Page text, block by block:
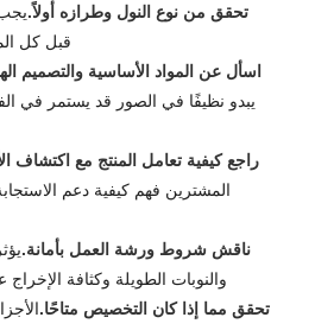
تحقق من نوع النول وطرازه أولاً.
قبل كل
اسأل عن المواد الأساسية والتصميم
يبدو نظيفًا في الصور قد يستمر في
راجع كيفية تعامل المنتج مع اكتشاف
المشترين فهم كيفية دعم
ناقش شروط ورشة العمل بأمانة.
والنوبات الطويلة وكثافة الإخراج
تحقق مما إذا كان التخصيص متاحًا.